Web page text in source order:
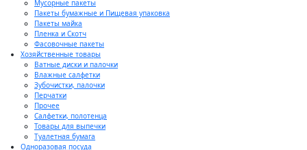
Мусорные пакеты
Пакеты бумажные и Пищевая упаковка
Пакеты майка
Пленка и Скотч
Фасовочные пакеты
Хозяйственные товары
Ватные диски и палочки
Влажные салфетки
Зубочистки, палочки
Перчатки
Прочее
Салфетки, полотенца
Товары для выпечки
Туалетная бумага
Одноразовая посуда